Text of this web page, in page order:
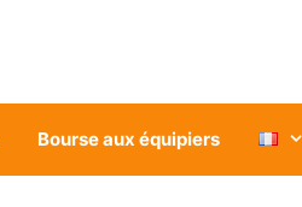
Bourse aux équipiers